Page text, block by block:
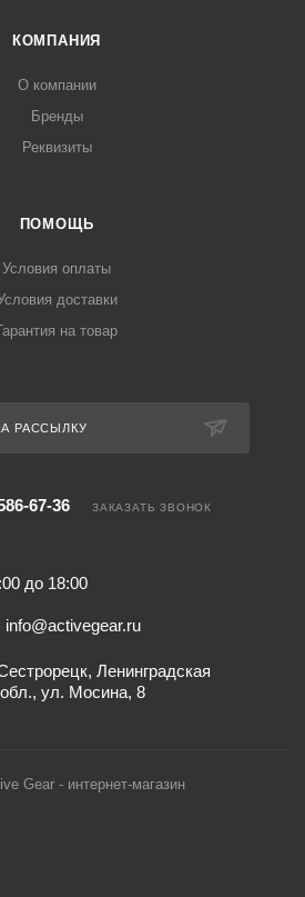
КОМПАНИЯ
О компании
Бренды
Реквизиты
ПОМОЩЬ
Условия оплаты
доставки
на товар
РАССЫЛКУ
67-36
до 18:00
ЗАКАЗАТЬ ЗВОНОК
info@activegear.ru
Ленинградская
обл., ул. Мосина, 8
Gear - интернет-магазин